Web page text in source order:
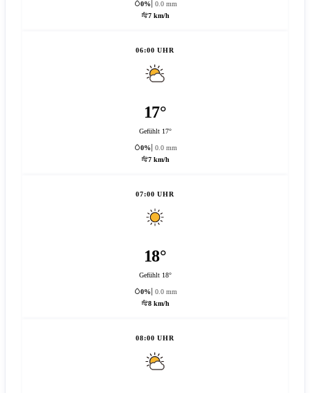
0%
0.0 mm
7 km/h
06:00 UHR
17°
Gefühlt 17°
0%
0.0 mm
7 km/h
07:00 UHR
18°
Gefühlt 18°
0%
0.0 mm
8 km/h
08:00 UHR